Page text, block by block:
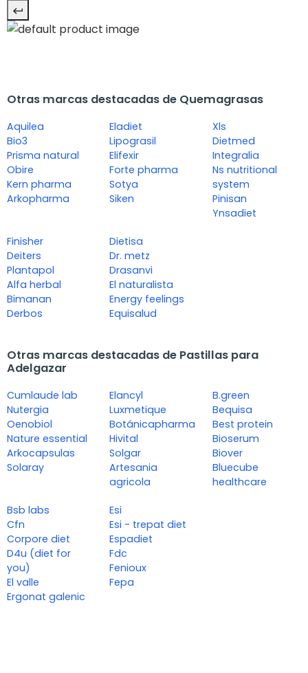
Otras marcas destacadas de Quemagrasas
Aquilea
Bio3
Prisma natural
Obire
Kern pharma
Arkopharma
Eladiet
Lipograsil
Elifexir
Forte pharma
Sotya
Siken
Xls
Dietmed
Integralia
Ns nutritional
system
Pinisan
Ynsadiet
Finisher
Deiters
Plantapol
Alfa herbal
Bimanan
Derbos
Dietisa
Dr. metz
Drasanvi
El naturalista
Energy feelings
Equisalud
Otras marcas destacadas de Pastillas para
Adelgazar
Cumlaude lab
Nutergia
Oenobiol
Nature essential
Arkocapsulas
Solaray
Elancyl
Luxmetique
Botánicapharma
Hivital
Solgar
Artesania
agricola
B.green
Bequisa
Best protein
Bioserum
Biover
Bluecube
healthcare
Bsb labs
Cfn
Corpore diet
D4u (diet for
you)
El valle
Ergonat galenic
Esi
Esi - trepat diet
Espadiet
Fdc
Fenioux
Fepa